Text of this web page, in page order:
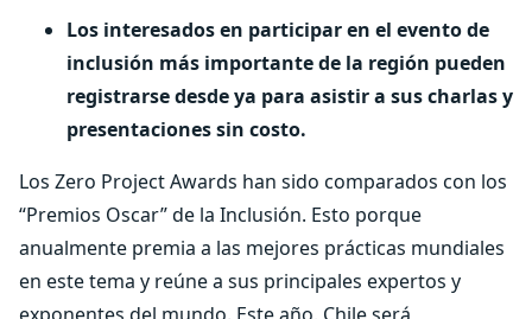
Los interesados en participar en el evento de
inclusión más importante de la región pueden
registrarse desde ya para asistir a sus charlas y
presentaciones sin costo.
Los Zero Project Awards han sido comparados con los
“Premios Oscar” de la Inclusión. Esto porque
anualmente premia a las mejores prácticas mundiales
en este tema y reúne a sus principales expertos y